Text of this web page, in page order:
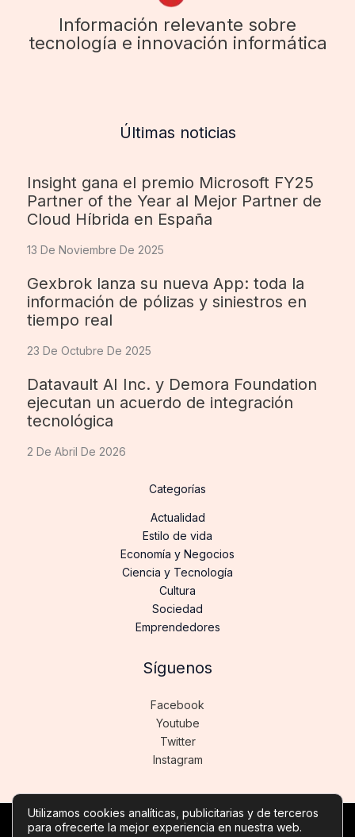
Información relevante sobre
tecnología e innovación informática
Últimas noticias
Insight gana el premio Microsoft FY25
Partner of the Year al Mejor Partner de
Cloud Híbrida en España
13 De Noviembre De 2025
Gexbrok lanza su nueva App: toda la
información de pólizas y siniestros en
tiempo real
23 De Octubre De 2025
Datavault AI Inc. y Demora Foundation
ejecutan un acuerdo de integración
tecnológica
2 De Abril De 2026
Categorías
Actualidad
Estilo de vida
Economía y Negocios
Ciencia y Tecnología
Cultura
Sociedad
Emprendedores
Síguenos
Facebook
Youtube
Twitter
Instagram
Utilizamos cookies analíticas, publicitarias y de terceros
para ofrecerte la mejor experiencia en nuestra web.